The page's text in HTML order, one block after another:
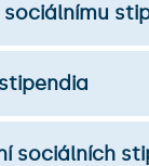
sociálních